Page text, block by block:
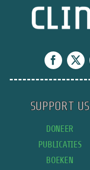
SUPPORT US
DONEER
PUBLICATIES
BOEKEN